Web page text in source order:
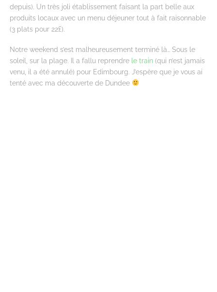
depuis). Un très joli établissement faisant la part belle aux
produits locaux avec un menu déjeuner tout à fait raisonnable
(3 plats pour 22£).
Notre weekend s’est malheureusement terminé là… Sous le
soleil, sur la plage. Il a fallu reprendre le train (qui n’est jamais
venu, il a été annulé) pour Edimbourg. J’espère que je vous ai
tenté avec ma découverte de Dundee